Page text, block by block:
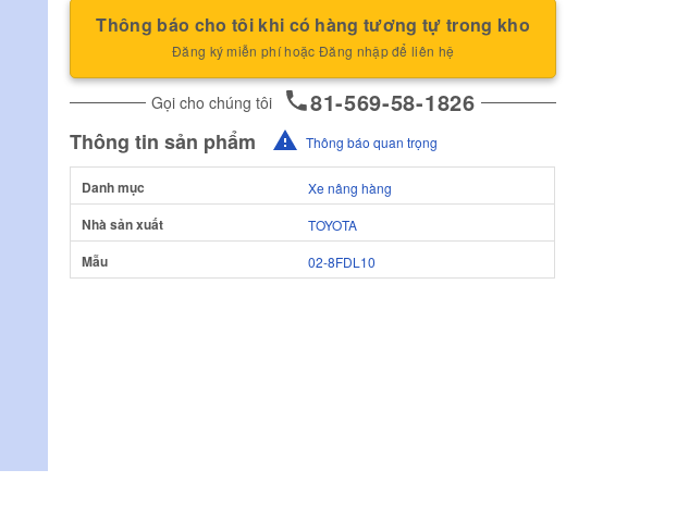
Thông báo cho tôi khi có hàng tương tự trong kho
Đăng ký miễn phí hoặc Đăng nhập để liên hệ
Gọi cho chúng tôi 81-569-58-1826
Thông tin sản phẩm Thông báo quan trọng
Danh mục Xe nâng hàng
Nhà sản xuất TOYOTA
Mẫu 02-8FDL10